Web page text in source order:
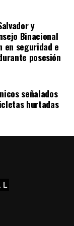
las capacidades
y
Binacional
en seguridad e
posesión
señalados
hurtadas